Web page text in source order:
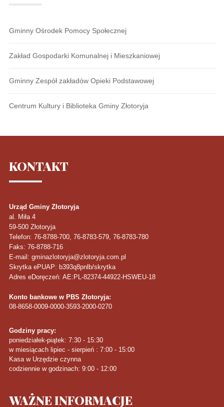
Gminny Ośrodek Pomocy Społecznej
Zakład Gospodarki Komunalnej i Mieszkaniowej
Gminny Zespół zakładów Opieki Podstawowej
Centrum Kultury i Biblioteka Gminy Złotoryja
KONTAKT
Urząd Gminy Złotoryja
al. Miła 4
59-500 Złotoryja
Telefon: 76-8788-700, 76-8783-579, 76-8783-780
Faks: 76-8788-716
E-mail: gminazlotoryja@zlotoryja.com.pl
Skrytka ePUAP: b393q8pnlb/skrytka
Adres eDoręczeń: AE:PL-82374-44922-HSWEU-18
Konto bankowe w PBS Złotoryja:
08-8658-0009-0000-3593-2000-0270
Godziny pracy:
poniedziałek-piątek: 7:30 - 15:30
w miesiącach lipiec - sierpień : 7:00 - 15:00
Kasa w Urzędzie czynna
codziennie w godzinach: 9:00 - 12:00
WAŻNEINFORMACJE